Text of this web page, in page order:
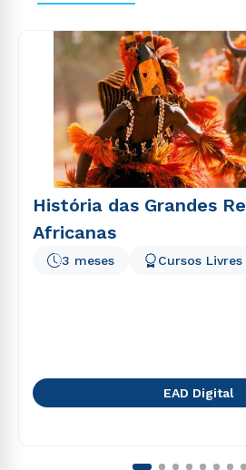
consequuntur magni dolores eos
voluptatem sequi nesciunt.
História das Grandes
Africanas
3 meses Cursos Livres
EAD Digital